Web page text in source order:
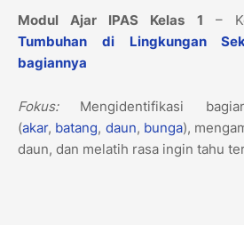
Modul Ajar IPAS Kelas 1 –
Tumbuhan di Lingkungan
bagiannya
Fokus:Mengidentifikasi
(akar, batang, daun, bunga),
daun, dan melatih rasa ingin tahu